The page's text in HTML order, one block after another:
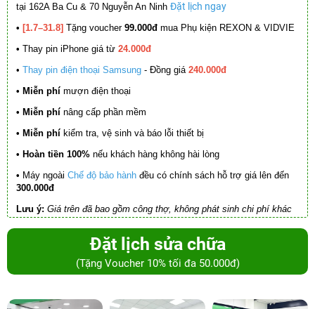
tại 162A Ba Cu & 70 Nguyễn An Ninh Đặt lịch ngay
• [1.7–31.8] Tặng voucher 99.000đ mua Phụ kiện REXON & VIDVIE
• Thay pin iPhone giá từ 24.000đ
• Thay pin điện thoại Samsung - Đồng giá 240.000đ
• Miễn phí mượn điện thoại
• Miễn phí nâng cấp phần mềm
• Miễn phí kiểm tra, vệ sinh và báo lỗi thiết bị
• Hoàn tiền 100% nếu khách hàng không hài lòng
• Máy ngoài Chế độ bảo hành đều có chính sách hỗ trợ giá lên đến
300.000đ
Lưu ý: Giá trên đã bao gồm công thợ, không phát sinh chi phí khác
Đặt lịch sửa chữa
(Tặng Voucher 10% tối đa 50.000đ)